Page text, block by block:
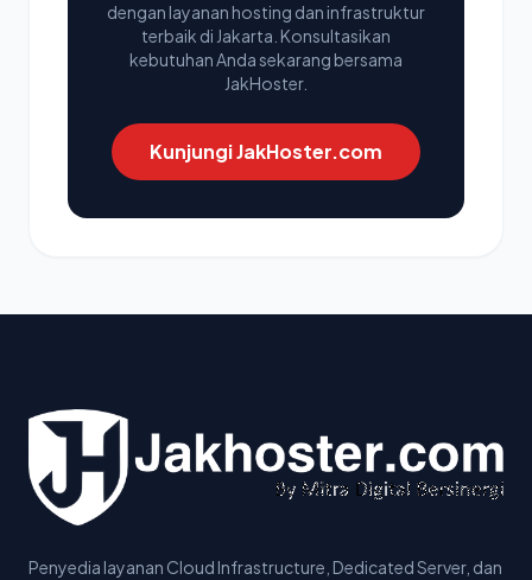
dengan layanan hosting dan infrastruktur
terbaik di Jakarta. Konsultasikan
kebutuhan Anda sekarang bersama
JakHoster.
Kunjungi JakHoster.com
Penyedia layanan Cloud Infrastructure, Dedicated Server, dan